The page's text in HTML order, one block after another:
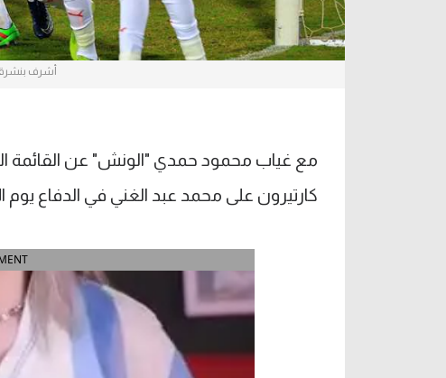
أشرف
مع غياب محمود حمدي "الونش" عن القائمة
كارتيرون على محمد عبد الغني في الدفاع يوم